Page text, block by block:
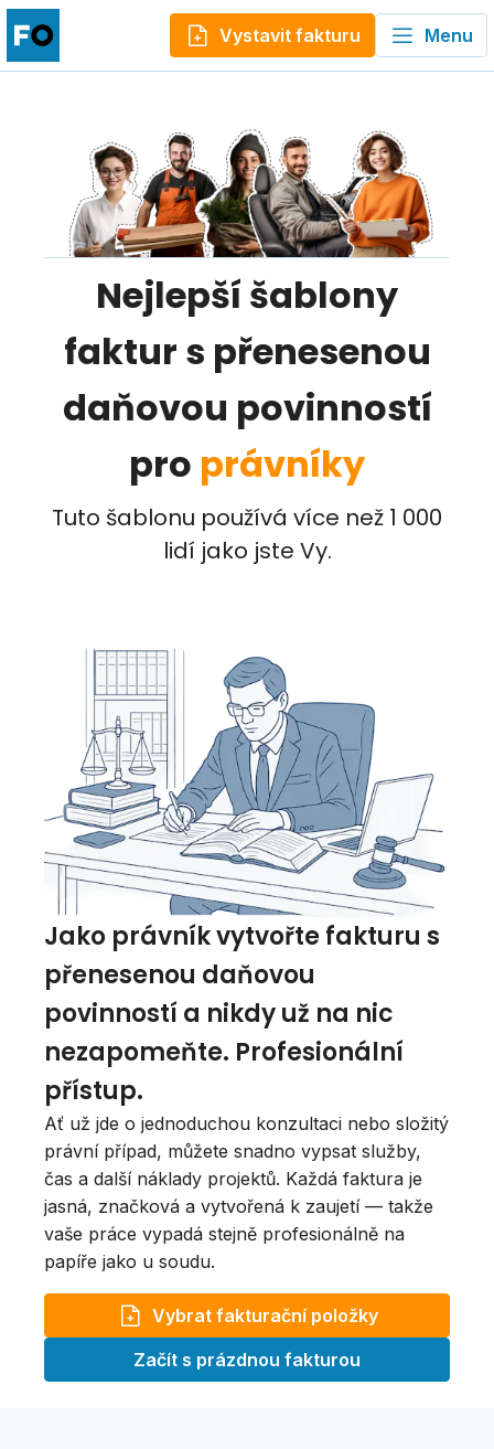
Vystavit fakturu Menu
Nejlepší šablony
faktur s přenesenou
daňovou povinností
pro právníky
Tuto šablonu používá více než 1 000
lidí jako jste Vy.
Jako právník vytvořte fakturu s
přenesenou daňovou
povinností a nikdy už na nic
nezapomeňte. Profesionální
přístup.
Ať už jde o jednoduchou konzultaci nebo složitý
právní případ, můžete snadno vypsat služby,
čas a další náklady projektů. Každá faktura je
jasná, značková a vytvořená k zaujetí — takže
vaše práce vypadá stejně profesionálně na
papíře jako u soudu.
Vybrat fakturační položky
Začít s prázdnou fakturou